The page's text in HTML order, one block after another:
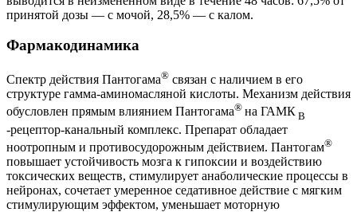
принятой дозы — с мочой, 28,5% — с калом.
Фармакодинамика
Спектр действия Пантогама® связан с наличием в его
структуре гамма-аминомасляной кислоты. Механизм действия
обусловлен прямым влиянием Пантогама® на ГАМК B
‑рецептор-канальный комплекс. Препарат обладает
ноотропным и противосудорожным действием. Пантогам®
повышает устойчивость мозга к гипоксии и воздействию
токсических веществ, стимулирует анаболические процессы в
нейронах, сочетает умеренное седативное действие с мягким
стимулирующим эффектом, уменьшает моторную